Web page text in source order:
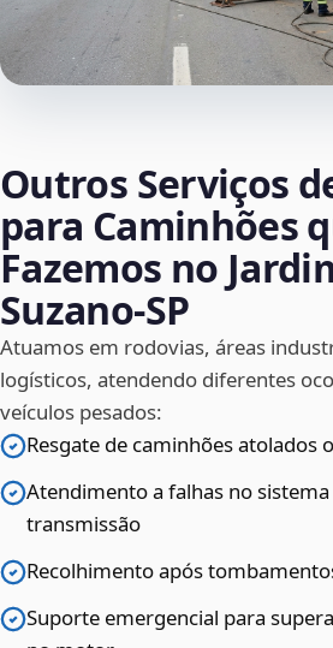
Outros Serviços
para Caminhões
Fazemos no
Suzano‑SP
Atuamos em rodovias, áreas
logísticos, atendendo diferentes
veículos pesados:
Resgate de caminhões atolados
Atendimento a falhas no
transmissão
Recolhimento após
Suporte emergencial para